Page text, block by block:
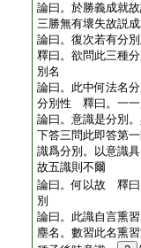
論曰。於勝義成就
三勝無有壞失故説
論曰。復次若有分
釋曰。欲問此三種
別名
論曰。此中何法名
分別性 釋曰。一一
論曰。意識是分別
下答三問此即答第
識爲分別。以意識
故五識則不爾
論曰。何以故 釋曰
別
論曰。此識自言熏
塵名。數習此名熏